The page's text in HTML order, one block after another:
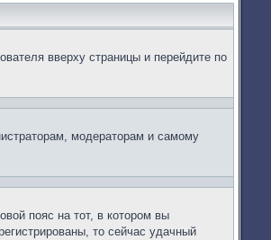
вверху страницы и перейдите по
модераторам и самому
пояс на тот, в котором вы
то сейчас удачный